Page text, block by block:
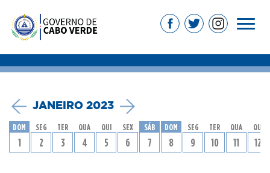
JANEIRO 2023
DOM
1
SEG
2
TER
3
QUA
4
QUI
5
SEX
6
SÁB
7
DOM
8
SEG
9
TER
10
QUA
11
QUI
12